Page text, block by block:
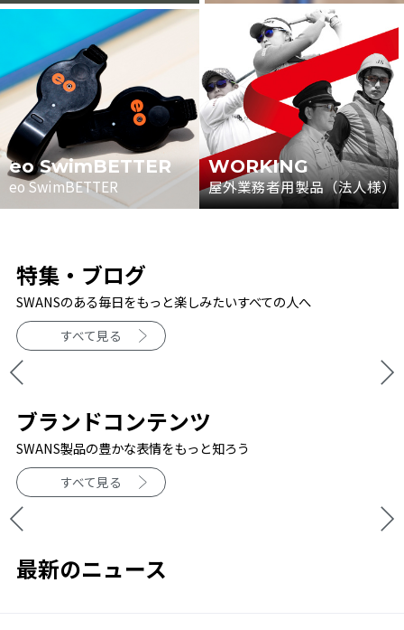
eo SwimBETTER
eo SwimBETTER
WORKING
屋外業務者用製品（法人様）
特集・ブログ
SWANSのある毎日をもっと楽しみたいすべての人へ
すべて見る
ブランドコンテンツ
SWANS製品の豊かな表情をもっと知ろう
すべて見る
最新のニュース